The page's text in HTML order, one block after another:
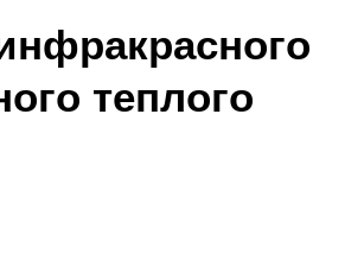
теплого